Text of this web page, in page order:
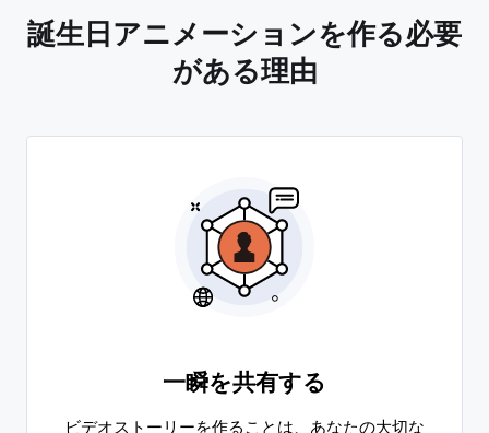
誕生日アニメーションを作る必要
がある理由
一瞬を共有する
ビデオストーリーを作ることは、あなたの大切な